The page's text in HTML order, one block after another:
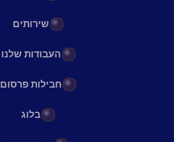
שירותים
העבודות שלנו
חבילות פרסום
בלוג